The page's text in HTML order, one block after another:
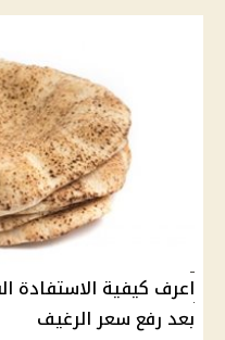
اعرف كيفية الاستفادة
بعد رفع سعر الرغيف